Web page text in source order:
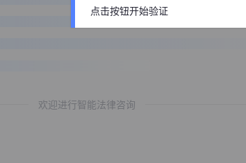
欢迎进行智能法律咨询
点击按钮开始验证